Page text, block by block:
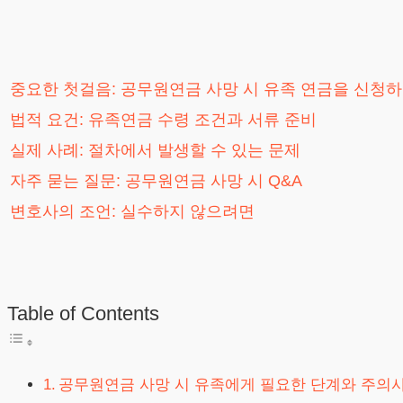
중요한 첫걸음: 공무원연금 사망 시 유족 연금을 신청
법적 요건: 유족연금 수령 조건과 서류 준비
실제 사례: 절차에서 발생할 수 있는 문제
자주 묻는 질문: 공무원연금 사망 시 Q&A
변호사의 조언: 실수하지 않으려면
Table of Contents
공무원연금 사망 시 유족에게 필요한 단계와 주의